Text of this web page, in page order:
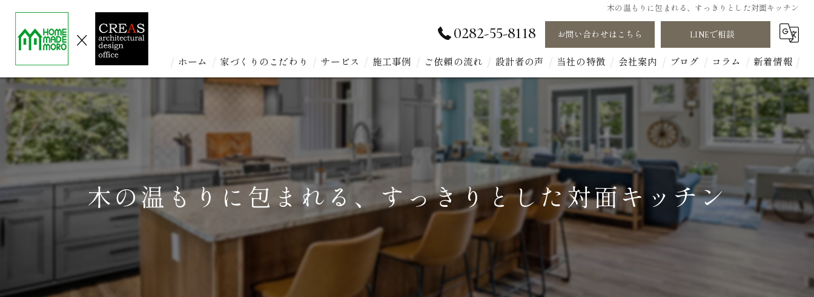
木の温もりに包まれる、すっきりとした対面キッチン
0282-55-8118 お問い合わせはこちら LINEで相談
ホーム 家づくりのこだわり サービス 施工事例 ご依頼の流れ 設計者の声 当社の特徴
断熱性能
木
無垢材
工務店
会社案内 ブログ コラム 新着情報
木の温もりに包まれる、すっきりとした対面キッチン